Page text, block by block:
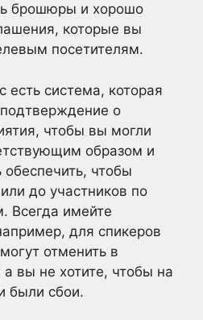
брошюры и хорошо
которые вы
посетителям.
есть система, которая
о
чтобы вы могли
образом и
чтобы
до участников по
Всегда имейте
для спикеров
отменить в
вы не хотите, чтобы на
были сбои.